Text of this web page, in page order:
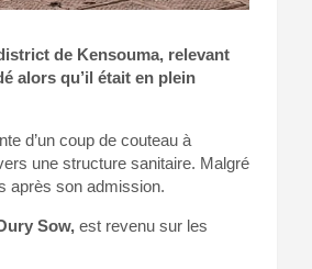
de Kensouma, relevant
alors qu’il était en plein
d’un coup de couteau à
une structure sanitaire. Malgré
après son admission.
Sow,est revenu sur les